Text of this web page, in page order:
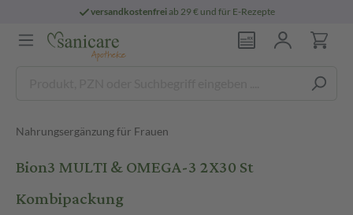
versandkostenfreiab 29 € und für E-Rezepte
Nahrungsergänzung für Frauen
Bion3 MULTI & OMEGA-3 2X30 St
Kombipackung